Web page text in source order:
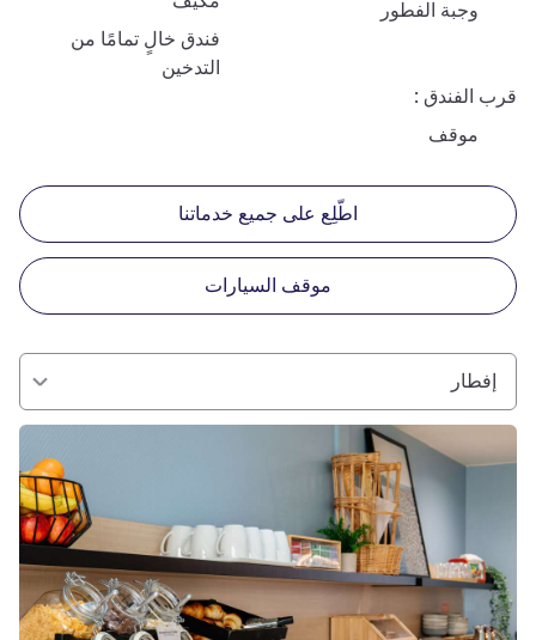
وجبة الفطور
فندق خالٍ تمامًا من
التدخين
قرب الفندق
موقف
اطّلِع على جميع خدماتنا
موقف السيارات
إفطار
راجع التفاصيل